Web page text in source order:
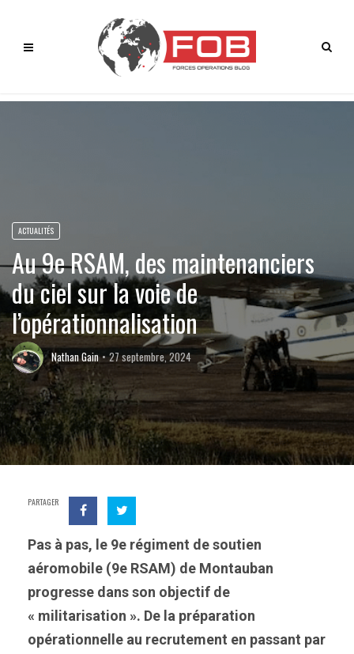
ACTUALITÉS
Au 9e RSAM, des maintenanciers
du ciel sur la voie de
l’opérationnalisation
Nathan Gain 27 septembre, 2024
PARTAGER
Pas à pas, le 9e régiment de soutien
aéromobile (9e RSAM) de Montauban
progresse dans son objectif de
« militarisation ». De la préparation
opérationnelle au recrutement en passant par